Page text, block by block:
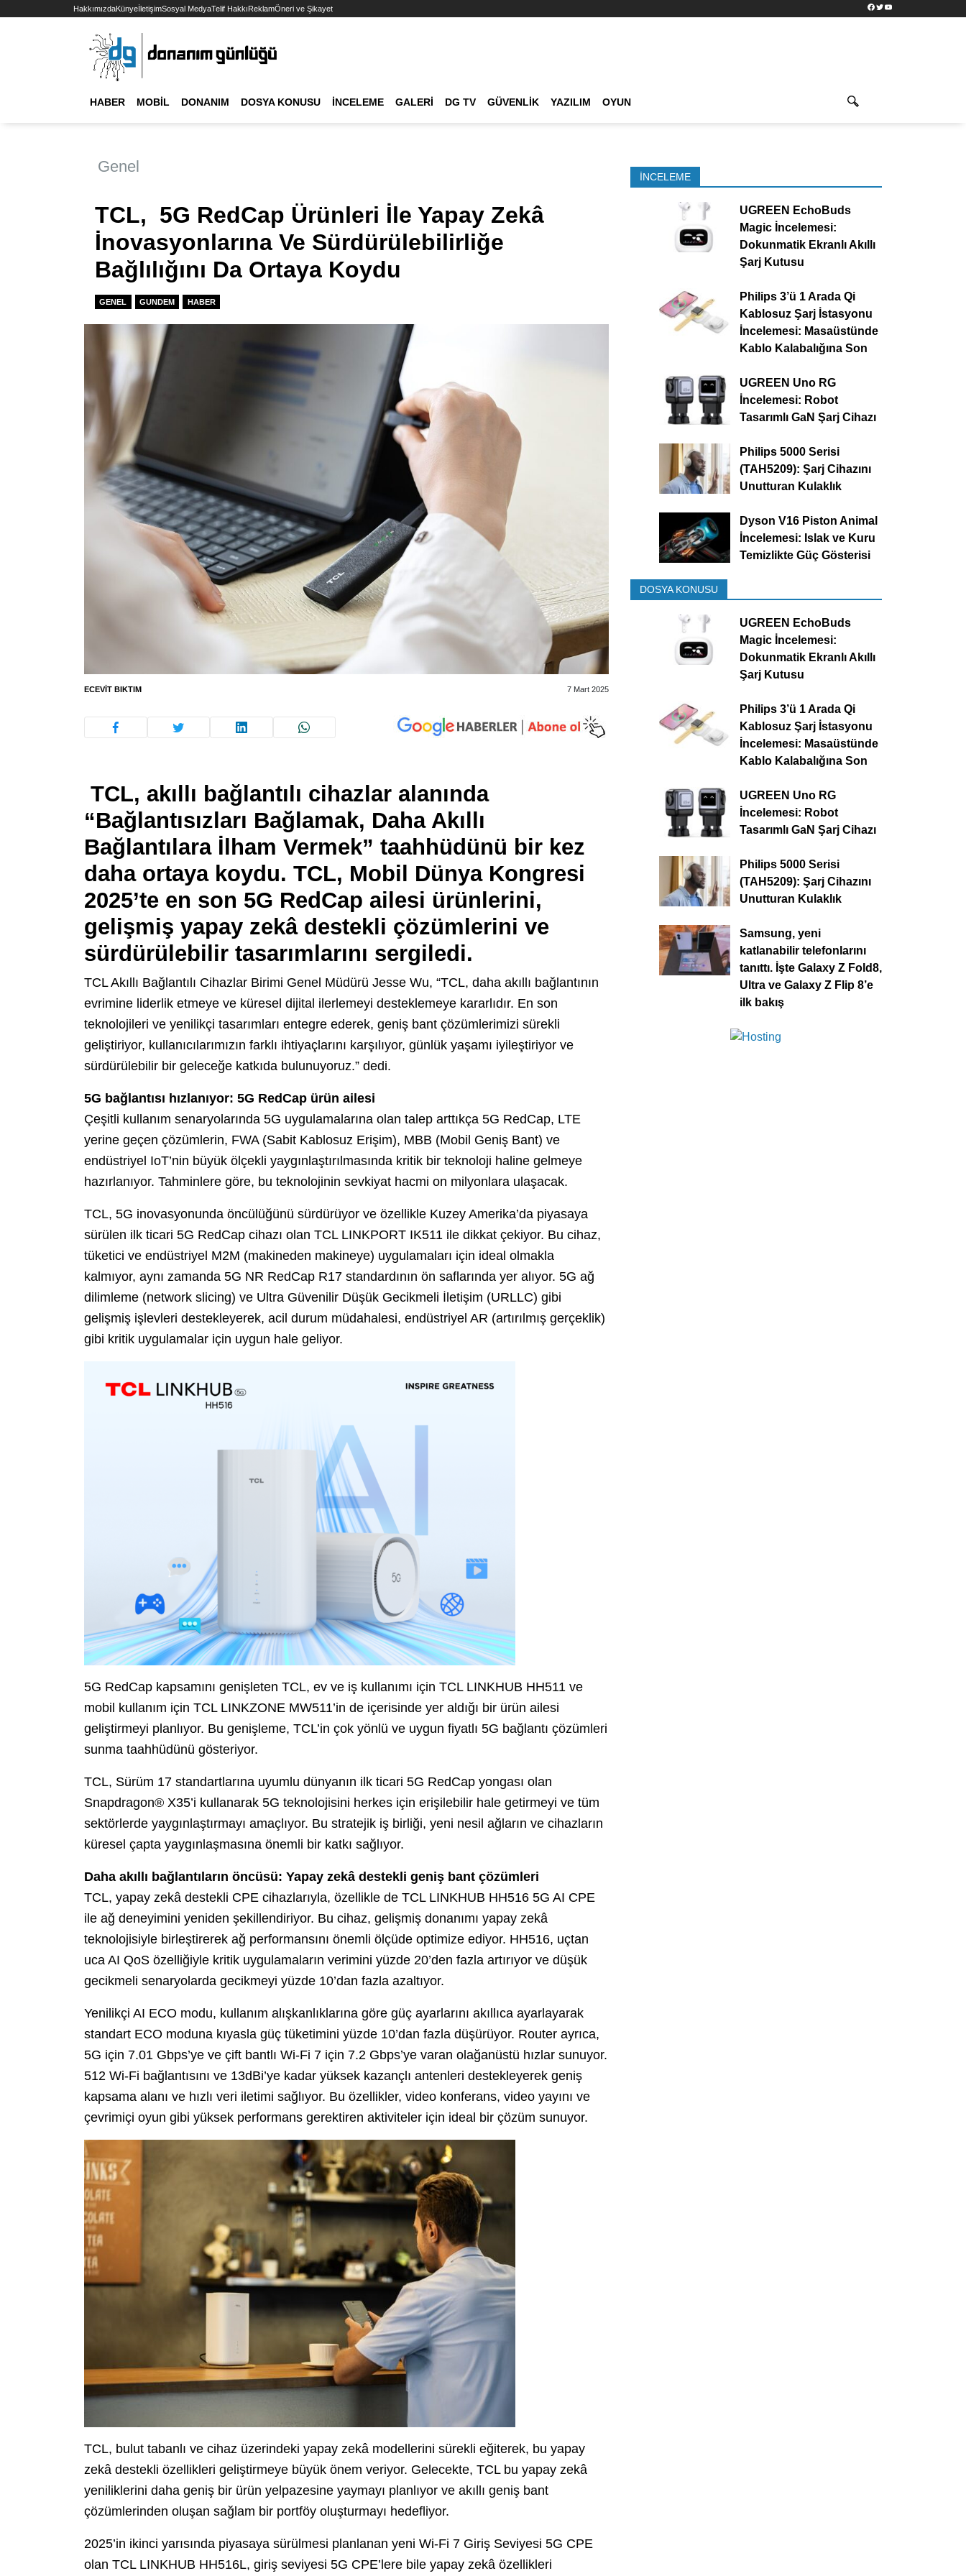
HakkımızdaKünyeİletişimSosyal MedyaTelif HakkıReklamÖneri ve Şikayet Facebook
TwitterYouTube
HABER MOBIL DONANIM DOSYA KONUSU İNCELEME GALERI DG TV GÜVENLIK YAZILIM OYUN
Genel
TCL, 5G RedCap Ürünleri İle Yapay Zekâ
İnovasyonlarına Ve Sürdürülebilirliğe
Bağlılığını Da Ortaya Koydu
GENEL GUNDEM HABER
ECEVIT BIKTIM 7 Mart 2025
TCL, akıllı bağlantılı cihazlar alanında
“Bağlantısızları Bağlamak, Daha Akıllı
Bağlantılara İlham Vermek” taahhüdünü bir kez
daha ortaya koydu. TCL, Mobil Dünya Kongresi
2025’te en son 5G RedCap ailesi ürünlerini,
gelişmiş yapay zekâ destekli çözümlerini ve
sürdürülebilir tasarımlarını sergiledi.
TCL Akıllı Bağlantılı Cihazlar Birimi Genel Müdürü Jesse Wu, “TCL, daha akıllı bağlantının
evrimine liderlik etmeye ve küresel dijital ilerlemeyi desteklemeye kararlıdır. En son
teknolojileri ve yenilikçi tasarımları entegre ederek, geniş bant çözümlerimizi sürekli
geliştiriyor, kullanıcılarımızın farklı ihtiyaçlarını karşılıyor, günlük yaşamı iyileştiriyor ve
sürdürülebilir bir geleceğe katkıda bulunuyoruz.” dedi.
5G bağlantısı hızlanıyor: 5G RedCap ürün ailesi
Çeşitli kullanım senaryolarında 5G uygulamalarına olan talep arttıkça 5G RedCap, LTE
yerine geçen çözümlerin, FWA (Sabit Kablosuz Erişim), MBB (Mobil Geniş Bant) ve
endüstriyel IoT’nin büyük ölçekli yaygınlaştırılmasında kritik bir teknoloji haline gelmeye
hazırlanıyor. Tahminlere göre, bu teknolojinin sevkiyat hacmi on milyonlara ulaşacak.
TCL, 5G inovasyonunda öncülüğünü sürdürüyor ve özellikle Kuzey Amerika’da piyasaya
sürülen ilk ticari 5G RedCap cihazı olan TCL LINKPORT IK511 ile dikkat çekiyor. Bu cihaz,
tüketici ve endüstriyel M2M (makineden makineye) uygulamaları için ideal olmakla
kalmıyor, aynı zamanda 5G NR RedCap R17 standardının ön saflarında yer alıyor. 5G ağ
dilimleme (network slicing) ve Ultra Güvenilir Düşük Gecikmeli İletişim (URLLC) gibi
gelişmiş işlevleri destekleyerek, acil durum müdahalesi, endüstriyel AR (artırılmış gerçeklik)
gibi kritik uygulamalar için uygun hale geliyor.
5G RedCap kapsamını genişleten TCL, ev ve iş kullanımı için TCL LINKHUB HH511 ve
mobil kullanım için TCL LINKZONE MW511’in de içerisinde yer aldığı bir ürün ailesi
geliştirmeyi planlıyor. Bu genişleme, TCL’in çok yönlü ve uygun fiyatlı 5G bağlantı çözümleri
sunma taahhüdünü gösteriyor.
TCL, Sürüm 17 standartlarına uyumlu dünyanın ilk ticari 5G RedCap yongası olan
Snapdragon® X35’i kullanarak 5G teknolojisini herkes için erişilebilir hale getirmeyi ve tüm
sektörlerde yaygınlaştırmayı amaçlıyor. Bu stratejik iş birliği, yeni nesil ağların ve cihazların
küresel çapta yaygınlaşmasına önemli bir katkı sağlıyor.
Daha akıllı bağlantıların öncüsü: Yapay zekâ destekli geniş bant çözümleri
TCL, yapay zekâ destekli CPE cihazlarıyla, özellikle de TCL LINKHUB HH516 5G AI CPE
ile ağ deneyimini yeniden şekillendiriyor. Bu cihaz, gelişmiş donanımı yapay zekâ
teknolojisiyle birleştirerek ağ performansını önemli ölçüde optimize ediyor. HH516, uçtan
uca AI QoS özelliğiyle kritik uygulamaların verimini yüzde 20’den fazla artırıyor ve düşük
gecikmeli senaryolarda gecikmeyi yüzde 10’dan fazla azaltıyor.
Yenilikçi AI ECO modu, kullanım alışkanlıklarına göre güç ayarlarını akıllıca ayarlayarak
standart ECO moduna kıyasla güç tüketimini yüzde 10’dan fazla düşürüyor. Router ayrıca,
5G için 7.01 Gbps’ye ve çift bantlı Wi-Fi 7 için 7.2 Gbps’ye varan olağanüstü hızlar sunuyor.
512 Wi-Fi bağlantısını ve 13dBi’ye kadar yüksek kazançlı antenleri destekleyerek geniş
kapsama alanı ve hızlı veri iletimi sağlıyor. Bu özellikler, video konferans, video yayını ve
çevrimiçi oyun gibi yüksek performans gerektiren aktiviteler için ideal bir çözüm sunuyor.
TCL, bulut tabanlı ve cihaz üzerindeki yapay zekâ modellerini sürekli eğiterek, bu yapay
zekâ destekli özellikleri geliştirmeye büyük önem veriyor. Gelecekte, TCL bu yapay zekâ
yeniliklerini daha geniş bir ürün yelpazesine yaymayı planlıyor ve akıllı geniş bant
çözümlerinden oluşan sağlam bir portföy oluşturmayı hedefliyor.
2025’in ikinci yarısında piyasaya sürülmesi planlanan yeni Wi-Fi 7 Giriş Seviyesi 5G CPE
olan TCL LINKHUB HH516L, giriş seviyesi 5G CPE’lere bile yapay zekâ özellikleri
İNCELEME
UGREEN EchoBuds
Magic İncelemesi:
Dokunmatik Ekranlı Akıllı
Şarj Kutusu
Philips 3’ü 1 Arada Qi
Kablosuz Şarj İstasyonu
İncelemesi: Masaüstünde
Kablo Kalabalığına Son
UGREEN Uno RG
İncelemesi: Robot
Tasarımlı GaN Şarj Cihazı
Philips 5000 Serisi
(TAH5209): Şarj Cihazını
Unutturan Kulaklık
Dyson V16 Piston Animal
İncelemesi: Islak ve Kuru
Temizlikte Güç Gösterisi
DOSYA KONUSU
UGREEN EchoBuds
Magic İncelemesi:
Dokunmatik Ekranlı Akıllı
Şarj Kutusu
Philips 3’ü 1 Arada Qi
Kablosuz Şarj İstasyonu
İncelemesi: Masaüstünde
Kablo Kalabalığına Son
UGREEN Uno RG
İncelemesi: Robot
Tasarımlı GaN Şarj Cihazı
Philips 5000 Serisi
(TAH5209): Şarj Cihazını
Unutturan Kulaklık
Samsung, yeni
katlanabilir telefonlarını
tanıttı. İşte Galaxy Z Fold8,
Ultra ve Galaxy Z Flip 8’e
ilk bakış